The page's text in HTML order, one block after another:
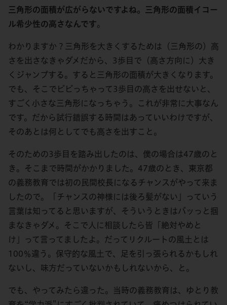
三角形の面積が広がらないですよね。三角形の面積イコー
ル希少性の高さなんです。
わかりますか？三角形を大きくするためは（三角形の）高
さを出さなきゃダメだから、3歩目で（高さ方向に）大き
くジャンプする。すると三角形の面積が大きくなります。
でも、そこでビビっちゃって3歩目の高さを出せないと、
すごく小さな三角形になっちゃう。これが非常に大事なん
です。だから試行錯誤する時間はあっていいわけですが、
そのあとは何としてでも高さを出すこと。
そのための3歩目を踏み出したのは、僕の場合は47歳のと
き。そこまで時間がかかりました。47歳のとき、東京都
の義務教育では初の民間校長になるチャンスがやって来ま
したので。「チャンスの神様には後ろ髪がない」っていう
言葉は知ってると思いますが、そういうときはバッっと掴
まなきゃダメ。そこで人に相談したら皆「絶対やめと
け」って言ってましたよ。だってリクルートの風土とは
100％違う。保守的な風土で、足を引っ張られるかもしれ
ないし、味方だっていないかもしれないから、と。
でも、やってみたら違った。当時の義務教育は、ゆとり教